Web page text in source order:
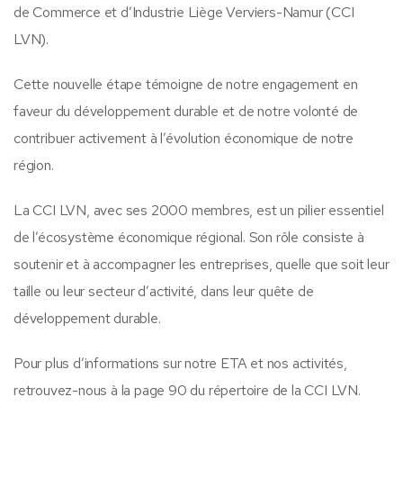
de Commerce et d’Industrie Liège Verviers-Namur (CCI
LVN).
Cette nouvelle étape témoigne de notre engagement en
faveur du développement durable et de notre volonté de
contribuer activement à l’évolution économique de notre
région.
La CCI LVN, avec ses 2000 membres, est un pilier essentiel
de l’écosystème économique régional. Son rôle consiste à
soutenir et à accompagner les entreprises, quelle que soit leur
taille ou leur secteur d’activité, dans leur quête de
développement durable.
Pour plus d’informations sur notre ETA et nos activités,
retrouvez-nous à la page 90 du répertoire de la CCI LVN.